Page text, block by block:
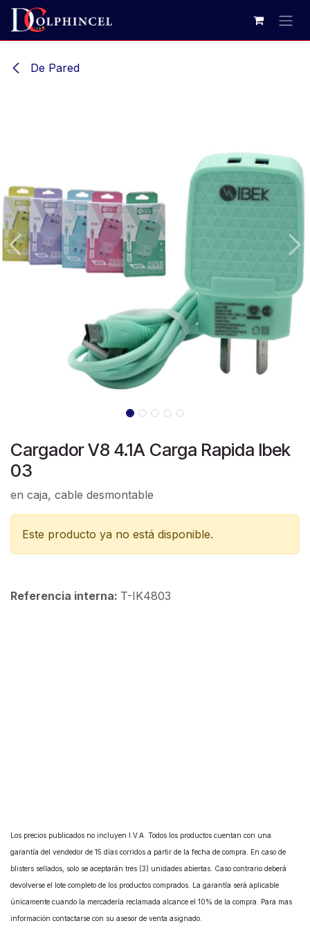
Ir al contenido
De Pared
Cargador V8 4.1A Carga Rapida Ibek
03
en caja, cable desmontable
Este producto ya no está disponible.
Referencia interna: T-IK4803
Los precios publicados no incluyen I.V.A. Todos los productos cuentan con una
garantía del vendedor de 15 días corridos a partir de la fecha de compra. En caso de
blisters sellados, solo se aceptarán tres (3) unidades abiertas. Caso contrario deberá
devolverse el lote completo de los productos comprados. La garantía será aplicable
únicamente cuando la mercadería reclamada alcance el 10% de la compra. Para mas
información contactarse con su asesor de venta asignado.